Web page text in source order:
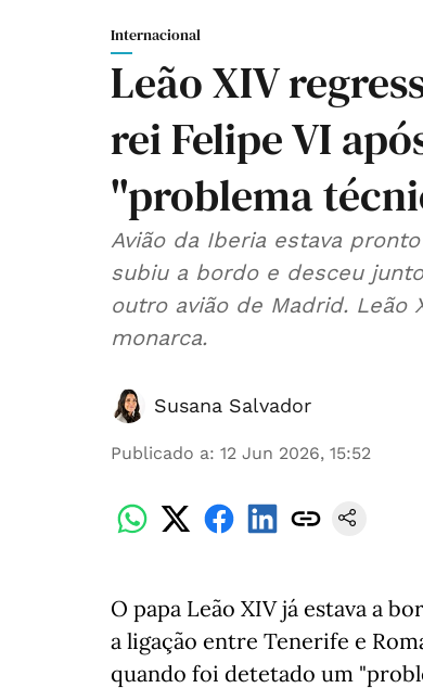
Internacional
Leão XIV
rei Felipe VI
"problema
Avião da Iberia estava
subiu a bordo e desceu
outro avião de Madrid. Leão
monarca.
Susana Salvador
Publicado a: 12 Jun 2026, 15:52
O papa Leão XIV já estava a
a ligação entre Tenerife e
quando foi detetado um